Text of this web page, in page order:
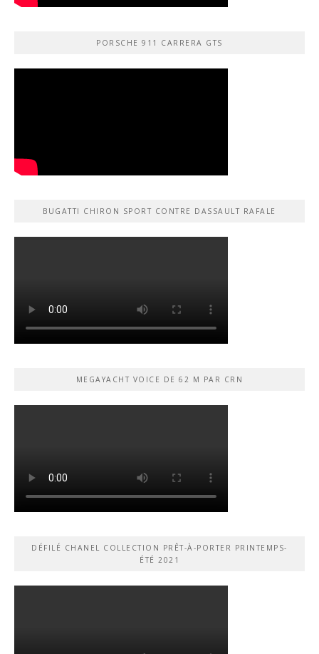
PORSCHE 911 CARRERA GTS
BUGATTI CHIRON SPORT CONTRE DASSAULT RAFALE
MEGAYACHT VOICE DE 62 M PAR CRN
DÉFILÉ CHANEL COLLECTION PRÊT-À-PORTER PRINTEMPS-
ÉTÉ 2021